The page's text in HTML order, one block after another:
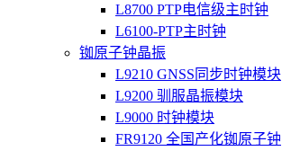
L8700 PTP电信级主时钟
L6100-PTP主时钟
铷原子钟晶振
L9210 GNSS同步时钟模块
L9200 驯服晶振模块
L9000 时钟模块
FR9120 全国产化铷原子钟